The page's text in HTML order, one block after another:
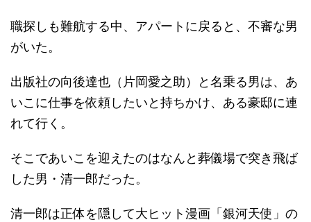
職探しも難航する中、アパートに戻ると、不審な男
がいた。
出版社の向後達也（片岡愛之助）と名乗る男は、あ
いこに仕事を依頼したいと持ちかけ、ある豪邸に連
れて行く。
そこであいこを迎えたのはなんと葬儀場で突き飛ば
した男・清一郎だった。
清一郎は正体を隠して大ヒット漫画「銀河天使」の